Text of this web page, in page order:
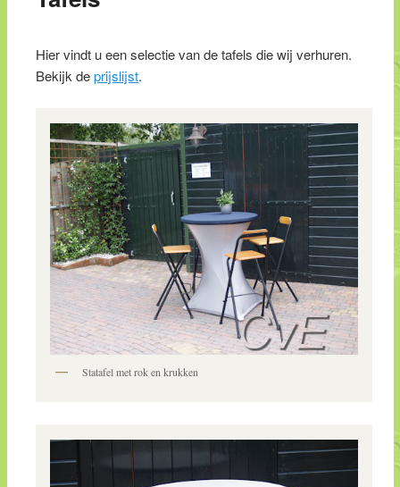
Hier vindt u een selectie van de tafels die wij verhuren.
Bekijk deprijslijst.
Statafel met rok en krukken